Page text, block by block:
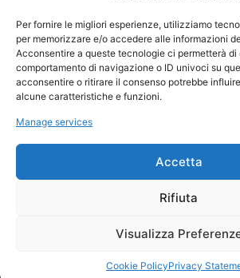
Per fornire le migliori esperienze, utilizziamo
per memorizzare e/o accedere alle informazioni
Acconsentire a queste tecnologie ci permetterà di
comportamento di navigazione o ID univoci su
acconsentire o ritirare il consenso potrebbe
alcune caratteristiche e funzioni.
Manage services
Accetta
Rifiuta
Visualizza
Cookie PolicyPrivacy
DS DS 7 E-Tense E-Tense 360
Performance Line+
65.500,00 €
Skoda Enyaq Coupé iV 85
© 2023 Soyaf Auto - Tutti i diritti